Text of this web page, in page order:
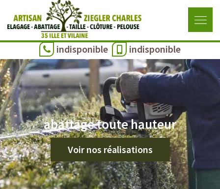
indisponible indisponible
abattage toute hauteur
Voir nos réalisations